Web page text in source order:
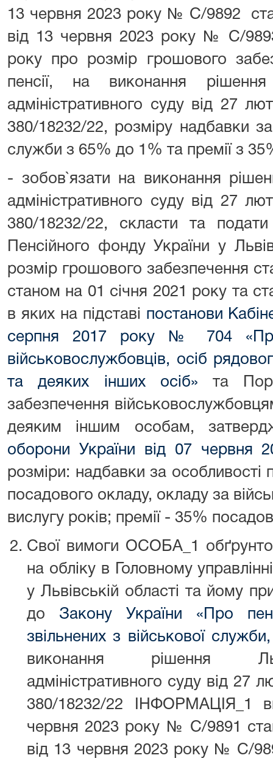
13 червня 2023 року № С/9892
від 13 червня 2023 року № С/
року про розмір грошового
пенсії, на виконання
адміністративного суду від 27
380/18232/22, розміру надбавки
служби з 65% до 1% та премії з
- зобов`язати на виконання
адміністративного суду від 27
380/18232/22, скласти та
Пенсійного фонду України у
розмір грошового забезпечення
станом на 01 січня 2021 року та
в яких на підставі постанови
серпня 2017 року № 704 «Про
військовослужбовців, осіб
та деяких інших осіб» та
забезпечення
деяким іншим особам,
оборони України від 07
розміри: надбавки за
посадового окладу, окладу за
вислугу років; премії - 35%
Свої вимоги ОСОБА_1
на обліку в Головному
у Львівській області та йому
до Закону України «Про
звільнених з військової
виконання рішення
адміністративного суду від 27
380/18232/22 ІНФОРМАЦІЯ_1
червня 2023 року № С/9891
від 13 червня 2023 року № С/